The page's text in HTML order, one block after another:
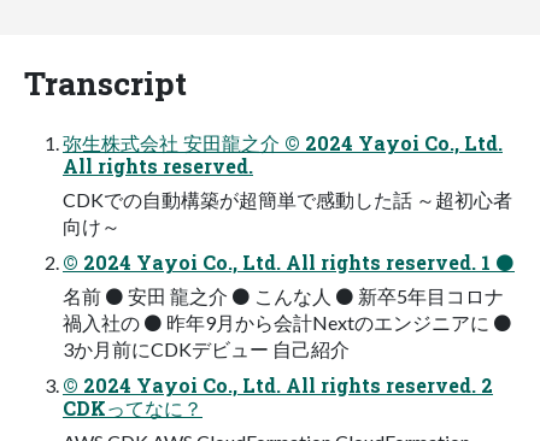
Transcript
弥生株式会社 安田龍之介 © 2024 Yayoi Co., Ltd.
All rights reserved.
CDKでの自動構築が超簡単で感動した話 ～超初心者
向け～
© 2024 Yayoi Co., Ltd. All rights reserved. 1 ⚫
名前 ⚫ 安田 龍之介 ⚫ こんな人 ⚫ 新卒5年目コロナ
禍入社の ⚫ 昨年9月から会計Nextのエンジニアに ⚫
3か月前にCDKデビュー 自己紹介
© 2024 Yayoi Co., Ltd. All rights reserved. 2
CDKってなに？